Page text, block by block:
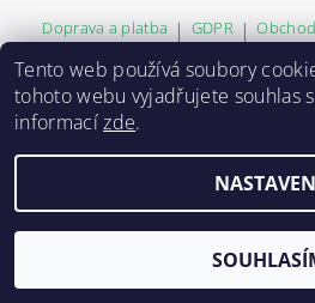
Doprava a platba | GDPR |
2026 © ZVĚROKRÁM ,
Vytvořil
Tento web používá soubory
tohoto webu vyjadřujete souhlas
informacízde.